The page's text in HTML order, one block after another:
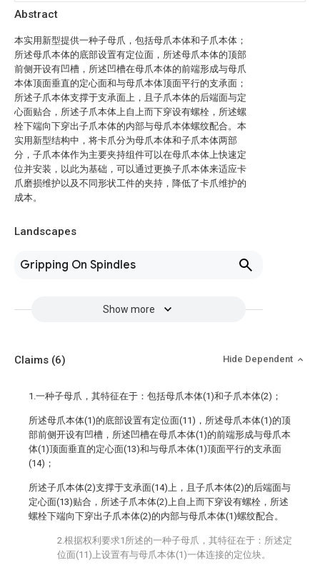
Abstract
本实用新型提供一种子母爪，包括母爪本体和子爪本体；
所述母爪本体的底部设置有定位面，所述母爪本体的顶部
前侧开设有凹槽，所述凹槽在母爪本体的前端形成与母爪
本体顶面垂直的定心面和与母爪本体顶面平行的支承面；
所述子爪本体支撑于支承面上，且子爪本体的后端面与定
心面贴合，所述子爪本体上自上而下穿设有螺栓，所述螺
栓下端向下穿出子爪本体的内部与母爪本体螺纹配合。本
实用新型结构中，将卡爪分为母爪本体和子爪本体两部
分，子爪本体作为主要夹持组件可以在母爪本体上快速定
位并安装，以此为基础，可以通过更换子爪本体来适应卡
爪磨损维护以及不同形状工件的夹持，降低了卡爪维护的
成本。
Landscapes
Gripping On Spindles
Show more
Claims (6) Hide Dependent
1.一种子母爪，其特征在于：包括母爪本体(1)和子爪本体(2)；
所述母爪本体(1)的底部设置有定位面(11)，所述母爪本体(1)的顶
部前侧开设有凹槽，所述凹槽在母爪本体(1)的前端形成与母爪本
体(1)顶面垂直的定心面(13)和与母爪本体(1)顶面平行的支承面
(14)；
所述子爪本体(2)支撑于支承面(14)上，且子爪本体(2)的后端面与
定心面(13)贴合，所述子爪本体(2)上自上而下穿设有螺栓，所述
螺栓下端向下穿出子爪本体(2)的内部与母爪本体(1)螺纹配合。
2.根据权利要求1所述的一种子母爪，其特征在于：所述定
位面(11)上设置有与母爪本体(1)一体连接的定位块。